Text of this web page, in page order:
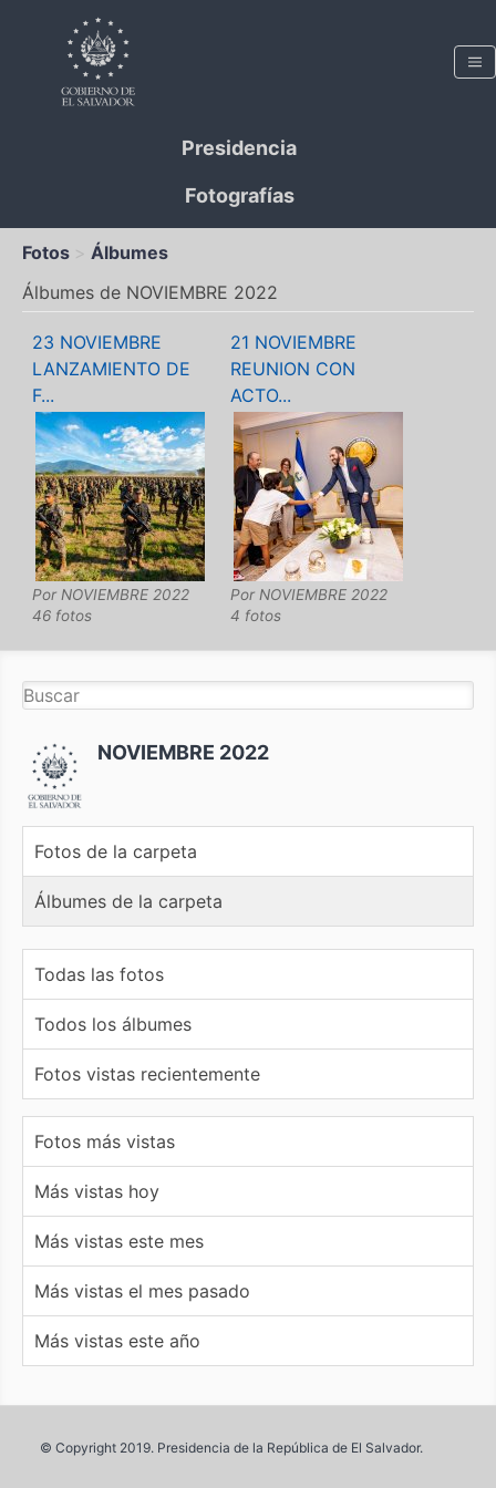
Presidencia
Fotografías
Fotos
Álbumes
Álbumes de NOVIEMBRE 2022
23 NOVIEMBRE
LANZAMIENTO DE
F...
Por NOVIEMBRE 2022
46 fotos
21 NOVIEMBRE
REUNION CON
ACTO...
Por NOVIEMBRE 2022
4 fotos
NOVIEMBRE 2022
Fotos de la carpeta
Álbumes de la carpeta
Todas las fotos
Todos los álbumes
Fotos vistas recientemente
Fotos más vistas
Más vistas hoy
Más vistas este mes
Más vistas el mes pasado
Más vistas este año
© Copyright 2019. Presidencia de la República de El Salvador.